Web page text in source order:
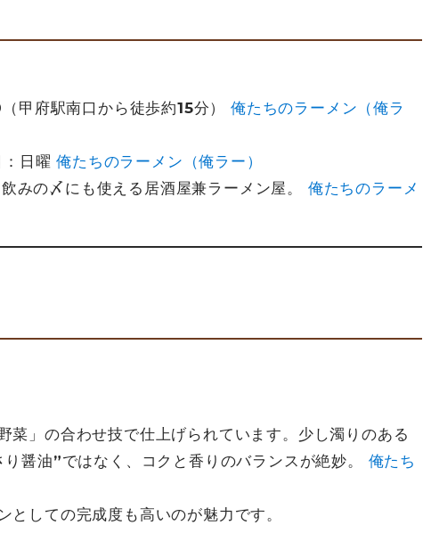
甲府駅南口から徒歩約15分） 俺たちのラーメン（俺ラ
：日曜俺たちのラーメン（俺ラー）
みの〆にも使える居酒屋兼ラーメン屋。 俺たちのラーメ
菜」の合わせ技で仕上げられています。少し濁りのある
醤油”ではなく、コクと香りのバランスが絶妙。 俺たち
しての完成度も高いのが魅力です。